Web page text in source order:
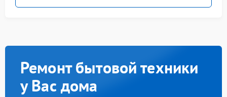
Ремонт бытовой техники
у Вас дома